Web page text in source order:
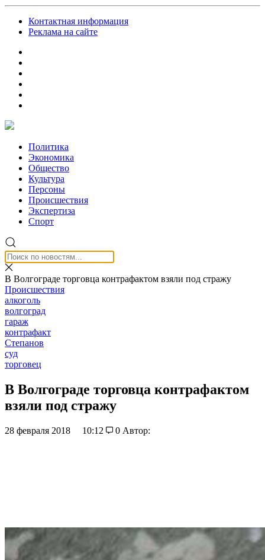
Контактная информация
Реклама на сайте
Политика
Экономика
Общество
Культура
Персоны
Происшествия
Экспертиза
Спорт
В Волгограде торговца контрафактом взяли под стражу
Происшествия
алкоголь
волгоград
гараж
контрафакт
Степанов
суд
торговец
В Волгограде торговца контрафактом
взяли под стражу
28 февраля 2018 10:12 0 Автор: